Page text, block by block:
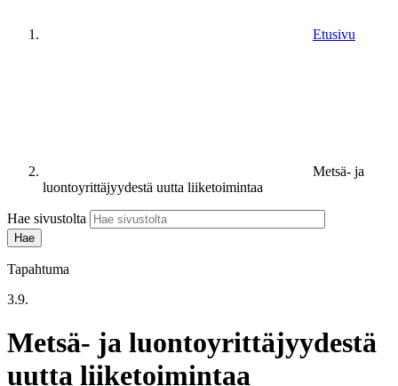
Etusivu
Metsä- ja
luontoyrittäjyydestä uutta liiketoimintaa
Hae sivustolta
Tapahtuma
3.9.
Metsä- ja luontoyrittäjyydestä
uutta liiketoimintaa